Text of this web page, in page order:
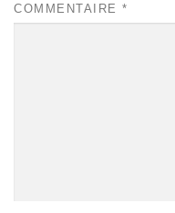
COMMENTAIRE *